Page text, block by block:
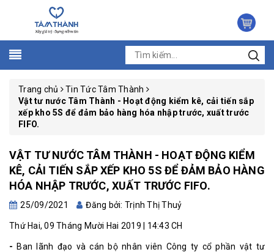
Trang chủ
Tin Tức Tâm Thành
Vật tư nước Tâm Thành - Hoạt động kiểm kê, cải tiến sắp
xếp kho 5S để đảm bảo hàng hóa nhập trước, xuất trước
FIFO.
VẬT TƯ NƯỚC TÂM THÀNH - HOẠT ĐỘNG KIỂM
KÊ, CẢI TIẾN SẮP XẾP KHO 5S ĐỂ ĐẢM BẢO HÀNG
HÓA NHẬP TRƯỚC, XUẤT TRƯỚC FIFO.
25/09/2021 Đăng bởi: Trịnh Thị Thuỷ
Thứ Hai, 09 Tháng Mười Hai 2019 | 14:43 CH
- Ban lãnh đạo và cán bộ nhân viên Công ty cổ phần vật tư